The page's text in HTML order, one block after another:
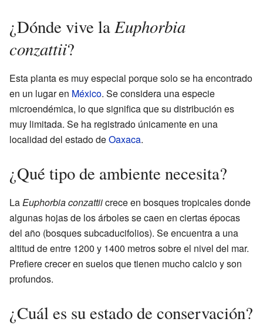
¿Dónde vive laEuphorbia
conzattii?
Esta planta es muy especial porque solo se ha encontrado
en un lugar en México. Se considera una especie
microendémica, lo que significa que su distribución es
muy limitada. Se ha registrado únicamente en una
localidad del estado deOaxaca.
¿Qué tipo de ambiente necesita?
LaEuphorbia conzattiicrece en bosques tropicales donde
algunas hojas de los árboles se caen en ciertas épocas
del año (bosques subcaducifolios). Se encuentra a una
altitud de entre 1200 y 1400 metros sobre el nivel del mar.
Prefiere crecer en suelos que tienen mucho calcio y son
profundos.
¿Cuál es su estado de conservación?